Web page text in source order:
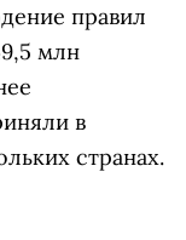
правил
млн
в
странах.